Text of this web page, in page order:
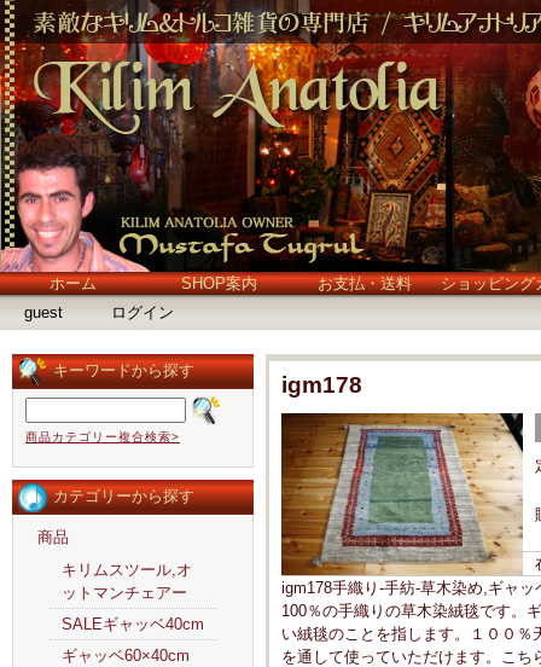
ホーム SHOP案内 お支払・送料
ショッピング
guest
ログイン
キーワードから探す
商品カテゴリー複合検索>
カテゴリーから探す
商品
キリムスツール,オ
ットマンチェアー
SALEギャッベ40cm
ギャッベ60×40cm
igm178
igm178手織り-手紡-草木染め,ギャ
100％の手織りの草木染絨毯です。
い絨毯のことを指します。１００
を通して使っていただけます。こ